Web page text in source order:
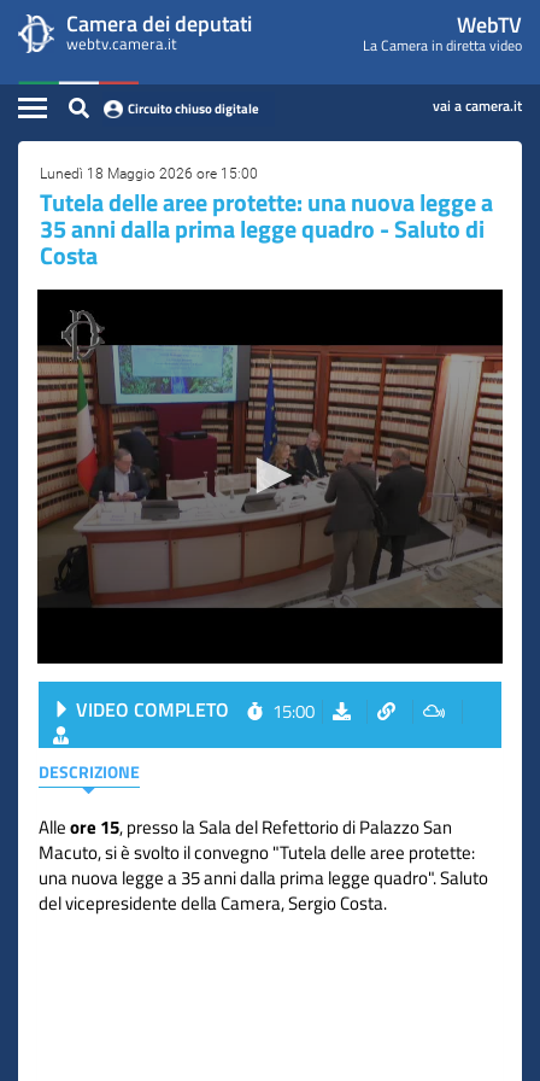
contenuto
principale
WebTV
Camera
dei
Deputati
menu
di
navigazione
Camera dei deputati
webtv.camera.it
WebTV
La Camera in diretta video
Home
Assemblea
Presidente
Commissioni
Eventi
Circuito chiuso digitale
Circuito chiuso digitale vai a camera.it
Contenuto
Lunedì 18 Maggio 2026 ore 15:00
​Tutela delle aree protette: una nuova legge a
35 anni dalla prima legge quadro - Saluto di
Costa
VIDEO COMPLETO 15:00
DESCRIZIONE
Alleore 15, presso la Sala del Refettorio di Palazzo San
Macuto, si è svolto il convegno "Tutela delle aree protette:
una nuova legge a 35 anni dalla prima legge quadro". Saluto
del vicepresidente della Camera, Sergio Costa.